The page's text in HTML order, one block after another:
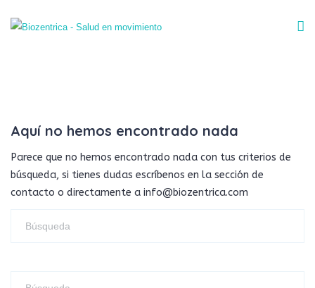
Aquí no hemos encontrado nada
Parece que no hemos encontrado nada con tus criterios de
búsqueda, si tienes dudas escríbenos en la sección de
contacto o directamente a info@biozentrica.com